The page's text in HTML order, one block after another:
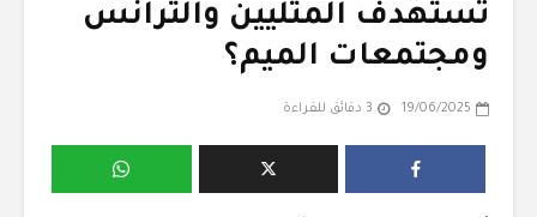
تستهدف المثليين والترانس
ومجتمعات الميم؟
19/06/2025 3 دقائق للقراءة